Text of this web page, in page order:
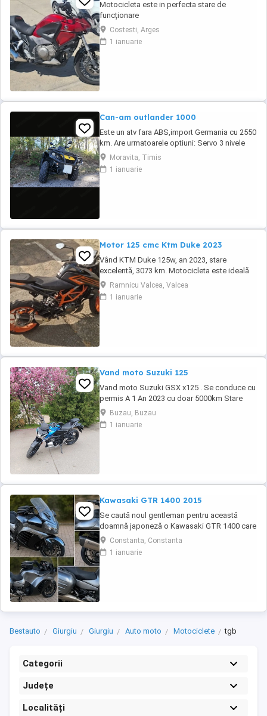
Motocicleta este in perfecta stare de
funcționare
Costesti, Arges
1 ianuarie
Can-am outlander 1000
Este un atv fara ABS,import Germania cu 2550
km. Are urmatoarele optiuni: Servo 3 nivele
Suspensie FOX cu rebound Bullbar fata
Bullbar spate Handguardurile Can am Jante
beadlock
Moravita, Timis
1 ianuarie
Motor 125 cmc Ktm Duke 2023
Vând KTM Duke 125w, an 2023, stare
excelentă, 3073 km. Motocicleta este ideală
pentru începători sau pentru oraș. Fără daune,
lovituri!
Ramnicu Valcea, Valcea
1 ianuarie
Vand moto Suzuki 125
Vand moto Suzuki GSX x125 . Se conduce cu
permis A 1 An 2023 cu doar 5000km Stare
impecabila , fara cazaturi ITP valabil pana in
noiembrie 2027 Revizii si schimb de ulei in
service autorizat
Buzau, Buzau
1 ianuarie
Kawasaki GTR 1400 2015
Se caută noul gentleman pentru această
doamnă japoneză o Kawasaki GTR 1400 care
încă întoarce priviri și iubește kilometrii. A fost
răsfățată, întreținută la timp și tratată cu
respect. O dau doar cuiva care va avea grijă
Constanta, Constanta
1 ianuarie
Bestauto Giurgiu Giurgiu Auto moto Motociclete tgb
Categorii
Județe
Localități